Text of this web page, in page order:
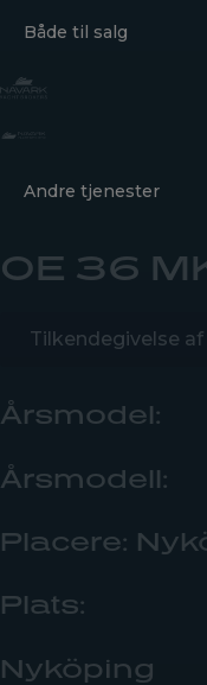
Både til salg
Andre tjenester
OE 36
Tilkendegivelse
Årsmodel:
Årsmodell:
Placere:
Plats:
Nyköping